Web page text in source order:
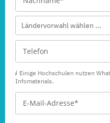
Ländervorwahl wählen ...
Einige Hochschulen nutzen
Infomaterials.